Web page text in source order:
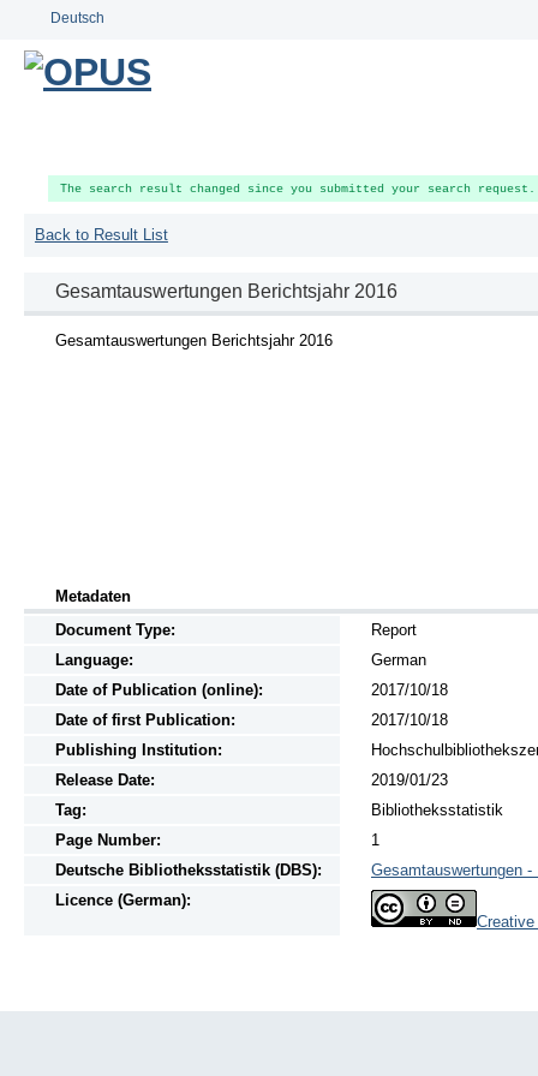
Deutsch
The search result changed since you submitted your search
Back to Result List
Gesamtauswertungen Berichtsjahr 2016
Gesamtauswertungen Berichtsjahr 2016
Metadaten
Document Type:
Report
Language:
German
Date of Publication (online):
2017/10/18
Date of first Publication:
2017/10/18
Publishing Institution:
Release Date:
2019/01/23
Tag:
Bibliotheksstatistik
Page Number:
1
Deutsche Bibliotheksstatistik (DBS):
Gesamtauswertungen
Licence (German):